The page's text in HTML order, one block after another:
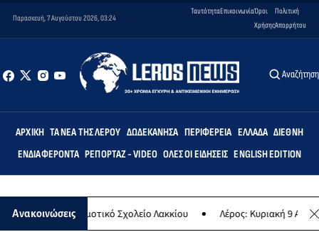
Παρασκευή, 7 Αυγούστου 2026, 03:24
ΤαυτότηταΕπικοινωνίαΌροι
Χρήσης
Πολιτική
Απορρήτου
Αναζήτηση
ΑΡΧΙΚΉ ΤΑ ΝΈΑ ΤΗΣ ΛΈΡΟΥ ΔΩΔΕΚΆΝΗΣΑ ΠΕΡΙΦΈΡΕΙΑ ΕΛΛΆΔΑ ΔΙΕΘΝΉ
ΕΝΔΙΑΦΈΡΟΝΤΑ ΡΕΠΟΡΤΆΖ - VIDEO ΌΛΕΣ ΟΙ ΕΙΔΉΣΕΙΣ ENGLISH EDITION
Ανακοινώσεις
στο Δημοτικό Σχολείο Λακκίου Λέρος: Κυριακή 9